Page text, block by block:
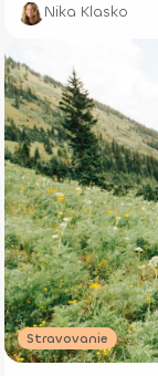
Nika Klasko
Stravovanie